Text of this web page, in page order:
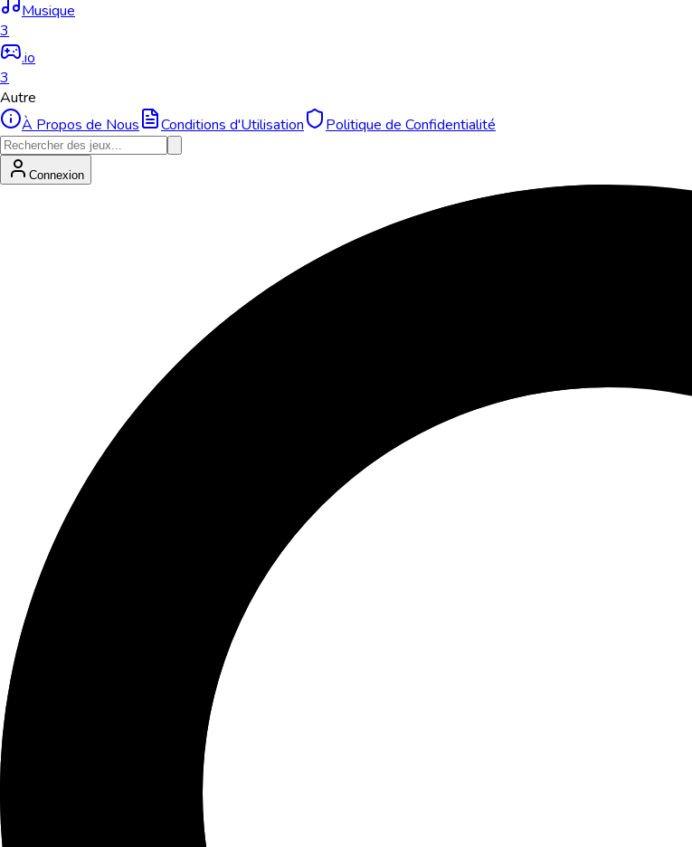
Musique
3
.io
3
Autre
À Propos de Nous
Conditions d'Utilisation Politique de Confidentialité
Connexion